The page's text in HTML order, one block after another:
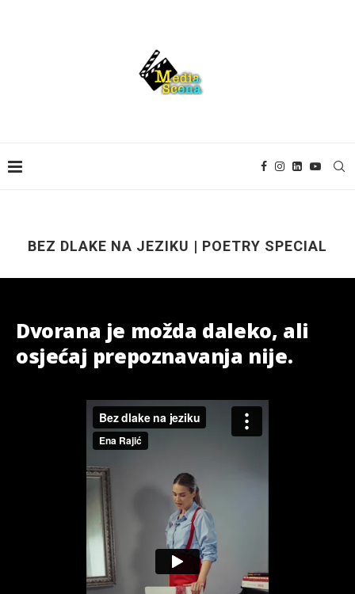
BEZ DLAKE NA JEZIKU | POETRY SPECIAL
Dvorana je možda daleko, ali
osjećaj prepoznavanja nije.